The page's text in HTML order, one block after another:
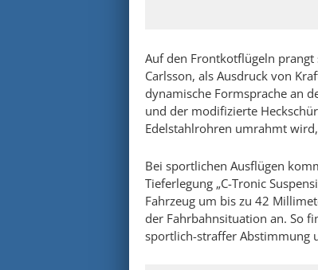
Auf den Frontkotflügeln prangt
Carlsson, als Ausdruck von
dynamische Formsprache an
und der modifizierte
Edelstahlrohren umrahmt
Bei sportlichen Ausflügen
Tieferlegung „C-Tronic
Fahrzeug um bis zu 42
der Fahrbahnsituation an. So
sportlich-straffer Abstimmung